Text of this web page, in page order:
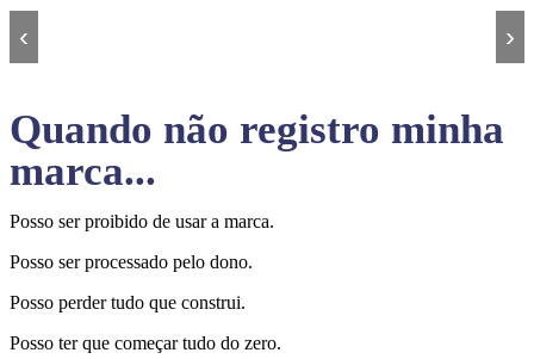
‹ ›
Quando não registro minha
marca...
Posso ser proibido de usar a marca.
Posso ser processado pelo dono.
Posso perder tudo que construi.
Posso ter que começar tudo do zero.